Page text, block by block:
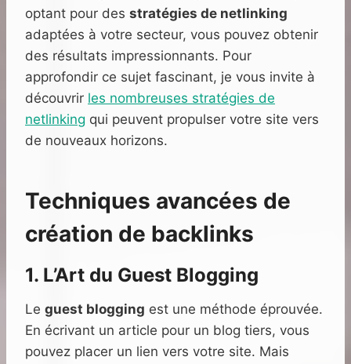
optant pour des stratégies de netlinking
adaptées à votre secteur, vous pouvez obtenir
des résultats impressionnants. Pour
approfondir ce sujet fascinant, je vous invite à
découvrir les nombreuses stratégies de
netlinking qui peuvent propulser votre site vers
de nouveaux horizons.
Techniques avancées de
création de backlinks
1. L’Art du Guest Blogging
Le guest blogging est une méthode éprouvée.
En écrivant un article pour un blog tiers, vous
pouvez placer un lien vers votre site. Mais